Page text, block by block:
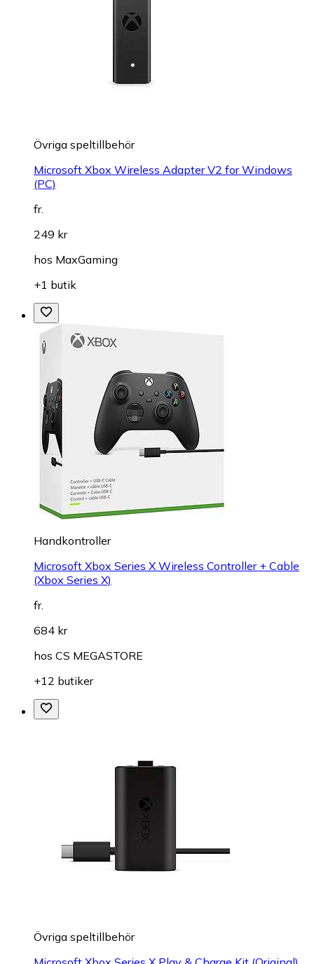
Övriga speltillbehör
Microsoft Xbox Wireless Adapter V2 for Windows
(PC)
fr.
249 kr
hos MaxGaming
+1 butik
Handkontroller
Microsoft Xbox Series X Wireless Controller + Cable
(Xbox Series X)
fr.
684 kr
hos CS MEGASTORE
+12 butiker
Övriga speltillbehör